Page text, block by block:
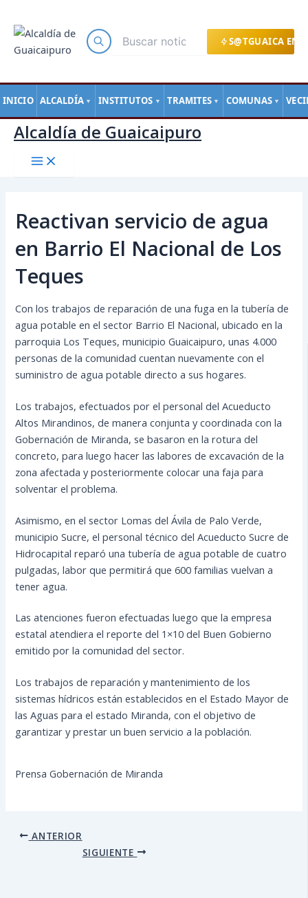
S@TGUAICA EN
INICIO ALCALDÍA ▼ INSTITUTOS ▼ TRAMITES ▼ COMUNAS ▼
contenido
Alcaldía de Guaicaipuro
Reactivan servicio de agua
en Barrio El Nacional de Los
Teques
Con los trabajos de reparación de una fuga en la tubería de
agua potable en el sector Barrio El Nacional, ubicado en la
parroquia Los Teques, municipio Guaicaipuro, unas 4.000
personas de la comunidad cuentan nuevamente con el
suministro de agua potable directo a sus hogares.
Los trabajos, efectuados por el personal del Acueducto
Altos Mirandinos, de manera conjunta y coordinada con la
Gobernación de Miranda, sebasaron en la rotura del
concreto, para luego hacer las labores de excavación de la
zona afectada y posteriormente colocar una faja para
solventar el problema.
Asimismo, en el sector Lomas del Ávila de Palo Verde,
municipio Sucre, el personal técnico del Acueducto Sucre de
Hidrocapital reparó una tubería de agua potable de cuatro
pulgadas, labor que permitirá que 600 familias vuelvan a
tener agua.
Las atenciones fueron efectuadas luego que la empresa
estatal atendiera el reporte del 1×10 del Buen Gobierno
emitido por la comunidad del sector.
Los trabajos de reparación y mantenimiento de los
sistemas hídricos están establecidos en el Estado Mayor de
las Aguas para el estado Miranda, con el objetivo de
garantizar y prestar un buen servicio a la población.
Prensa Gobernación de Miranda
de
entradas
ANTERIOR
SIGUIENTE